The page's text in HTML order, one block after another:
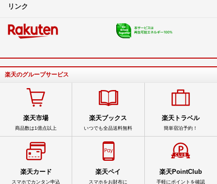
リンク
楽天のグループサービス
楽天市場
商品数は1億点以上
楽天ブックス
いつでも全品送料無料
楽天トラベル
簡単宿泊予約！
楽天カード
スマホでカンタン申込
楽天ペイ
スマホをお財布に
楽天PointClub
手軽にポイントを確認